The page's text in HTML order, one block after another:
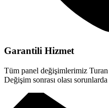
Garantili Hizmet
Tüm panel değişimlerimiz Turan
Değişim sonrası olası